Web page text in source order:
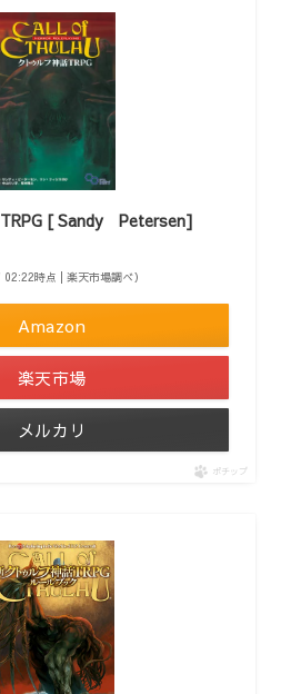
[ Sandy Petersen]
時点 | 楽天市場調べ）
Amazon
楽天市場
メルカリ
ポチップ